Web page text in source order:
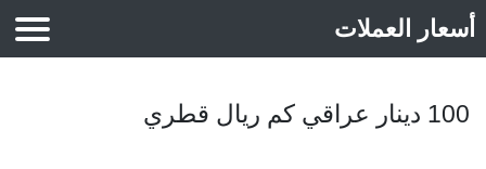
أسعار العملات
100 دينار عراقي كم ريال قطري